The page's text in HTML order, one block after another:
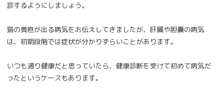
診するようにしましょう。
猫の黄疸が出る病気をお伝えしてきましたが、肝臓や胆嚢の病気
は、初期段階では症状が分かりずらいことがあります。
いつも通り健康だと思っていたら、健康診断を受けて初めて病気だ
ったというケースもあります。